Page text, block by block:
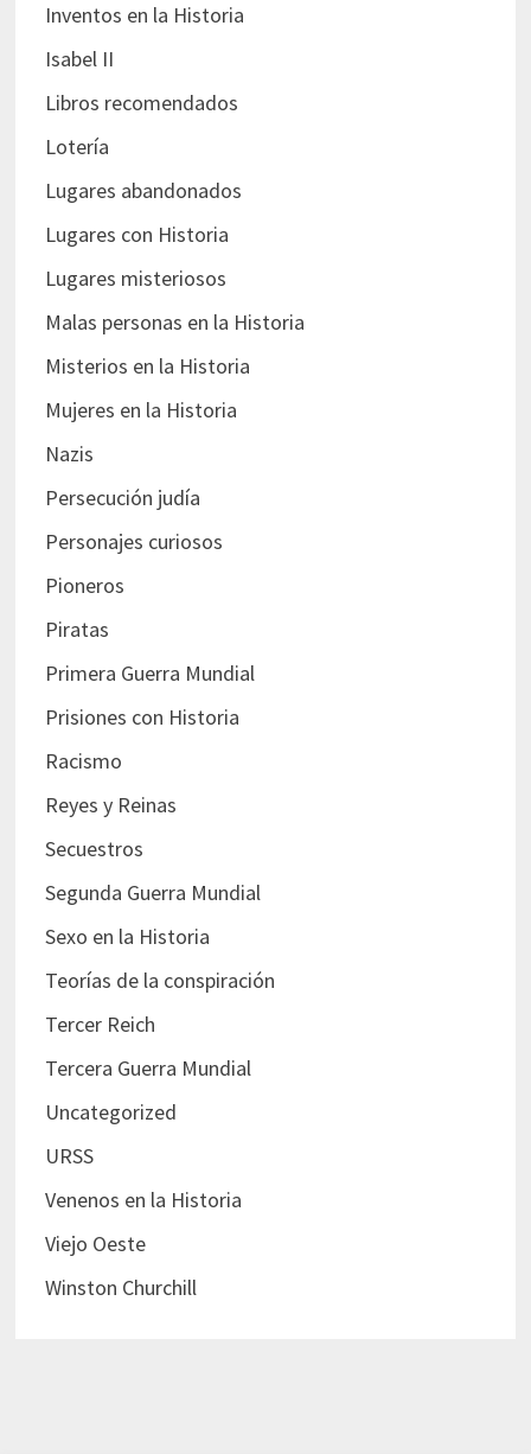
Inventos en la Historia
Isabel II
Libros recomendados
Lotería
Lugares abandonados
Lugares con Historia
Lugares misteriosos
Malas personas en la Historia
Misterios en la Historia
Mujeres en la Historia
Nazis
Persecución judía
Personajes curiosos
Pioneros
Piratas
Primera Guerra Mundial
Prisiones con Historia
Racismo
Reyes y Reinas
Secuestros
Segunda Guerra Mundial
Sexo en la Historia
Teorías de la conspiración
Tercer Reich
Tercera Guerra Mundial
Uncategorized
URSS
Venenos en la Historia
Viejo Oeste
Winston Churchill